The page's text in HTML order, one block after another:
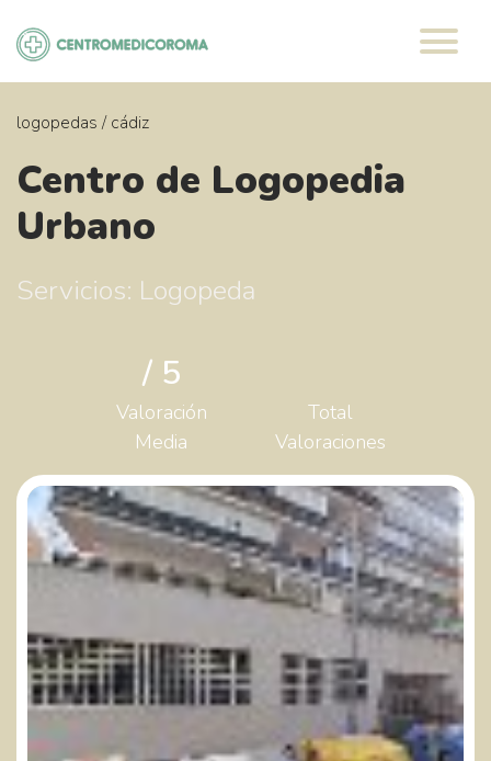
contenido
logopedas / cádiz
Centro de Logopedia
Urbano
Servicios: Logopeda
/ 5
Valoración
Media
Total
Valoraciones